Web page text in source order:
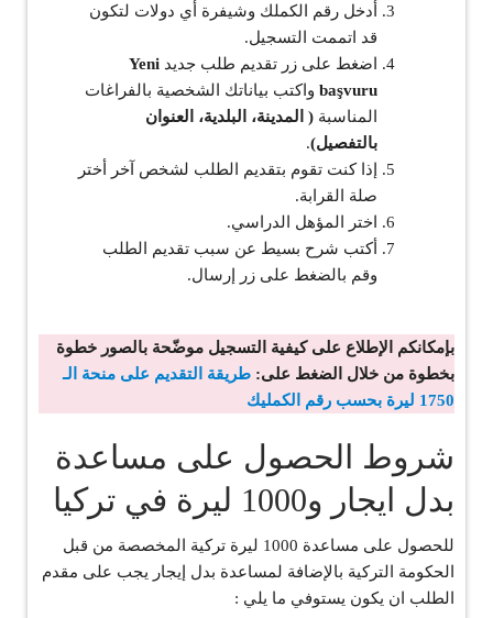
أدخل رقم الكملك وشيفرة أي دولات لتكون
قد اتممت التسجيل.
اضغط على زر تقديم طلب جديدYeni
başvuru واكتب بياناتك الشخصية بالفراغات
المناسبة( المدينة، البلدية، العنوان
بالتفصيل).
إذا كنت تقوم بتقديم الطلب لشخص آخر أختر
صلة القرابة.
اختر المؤهل الدراسي.
أكتب شرح بسيط عن سبب تقديم الطلب
وقم بالضغط على زر إرسال.
بإمكانكم الإطلاع على كيفية التسجيل موضّحة بالصور خطوة
بخطوة من خلال الضغط على: طريقة التقديم على منحة الـ
1750 ليرة بحسب رقم الكمليك
شروط الحصول على مساعدة
بدل ايجار و1000 ليرة في تركيا
للحصول على مساعدة 1000 ليرة تركية المخصصة من قبل
الحكومة التركية بالإضافة لمساعدة بدل إيجار يجب على مقدم
الطلب ان يكون يستوفي ما يلي :